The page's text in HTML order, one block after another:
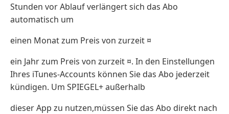
Stunden vor Ablauf verlängert sich das Abo
automatisch um
einen Monat zum Preis von zurzeit ¤
ein Jahr zum Preis von zurzeit ¤. In den Einstellungen
Ihres iTunes-Accounts können Sie das Abo jederzeit
kündigen. Um SPIEGEL+ außerhalb
dieser App zu nutzen,müssen Sie das Abo direkt nach